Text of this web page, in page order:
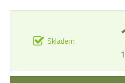
Skladem